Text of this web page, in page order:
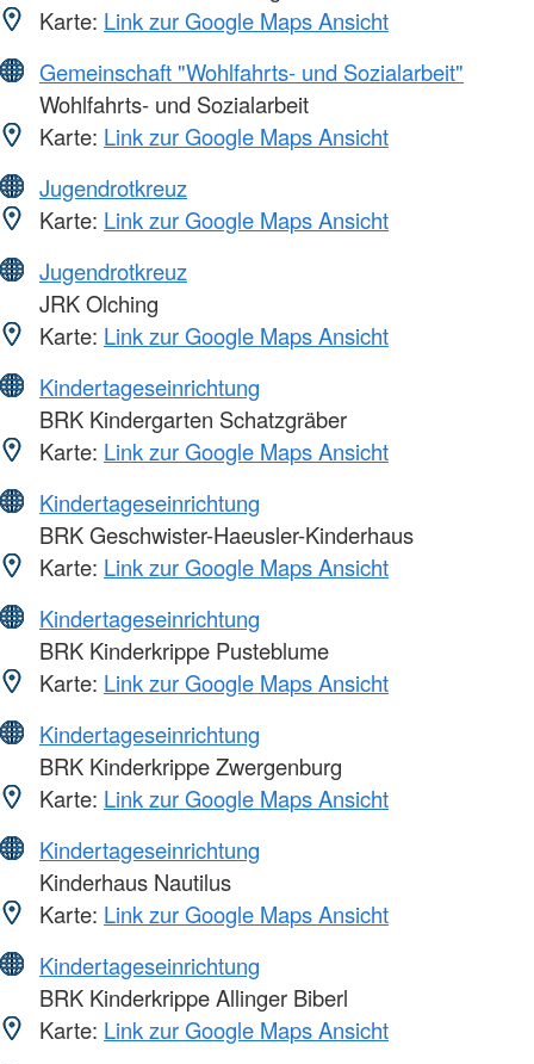
Karte: Link zur Google Maps Ansicht
Gemeinschaft "Wohlfahrts- und Sozialarbeit"
Wohlfahrts- und Sozialarbeit
Karte: Link zur Google Maps Ansicht
Jugendrotkreuz
Karte: Link zur Google Maps Ansicht
Jugendrotkreuz
JRK Olching
Karte: Link zur Google Maps Ansicht
Kindertageseinrichtung
BRK Kindergarten Schatzgräber
Karte: Link zur Google Maps Ansicht
Kindertageseinrichtung
BRK Geschwister-Haeusler-Kinderhaus
Karte: Link zur Google Maps Ansicht
Kindertageseinrichtung
BRK Kinderkrippe Pusteblume
Karte: Link zur Google Maps Ansicht
Kindertageseinrichtung
BRK Kinderkrippe Zwergenburg
Karte: Link zur Google Maps Ansicht
Kindertageseinrichtung
Kinderhaus Nautilus
Karte: Link zur Google Maps Ansicht
Kindertageseinrichtung
BRK Kinderkrippe Allinger Biberl
Karte: Link zur Google Maps Ansicht